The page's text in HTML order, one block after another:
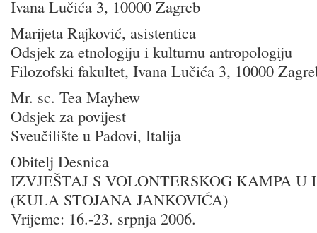
Ivana Lučića 3, 10000 Zagreb
Marijeta Rajković, asistentica
Odsjek za etnologiju i kulturnu antropologiju
Filozofski fakultet, Ivana Lučića 3, 10000
Mr. sc. Tea Mayhew
Odsjek za povijest
Sveučilište u Padovi, Italija
Obitelj Desnica
IZVJEŠTAJ S VOLONTERSKOG KAMPA U
(KULA STOJANA JANKOVIĆA)
Vrijeme: 16.-23. srpnja 2006.